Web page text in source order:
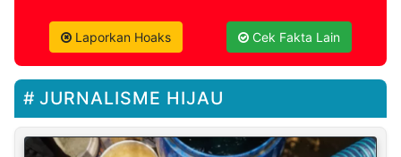
Laporkan Hoaks Cek Fakta Lain
JURNALISME HIJAU